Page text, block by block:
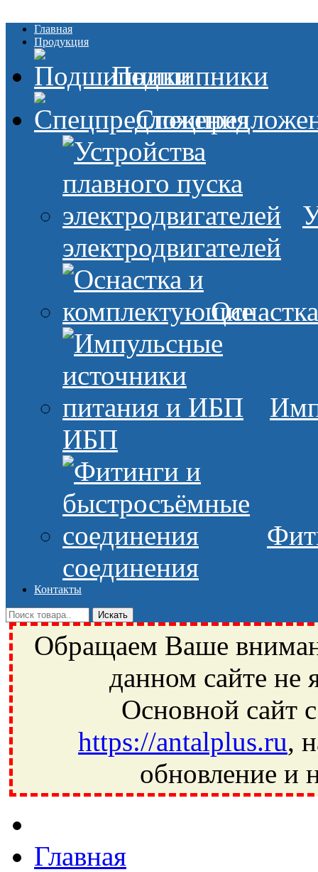
Главная
Продукция
Подшипники
электродвигателей
ИБП
соединения
Контакты
Обращаем Ваше
данном сайте не
Основной сайт
https://antalplus.ru,
обновление и
Ивантеевка, подшипники, пневматика, метизы, техника,
Главная